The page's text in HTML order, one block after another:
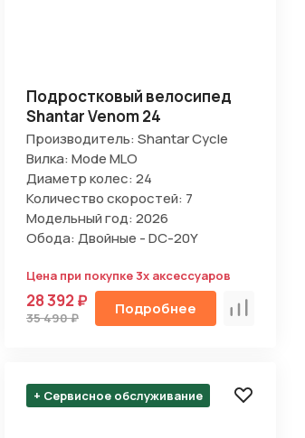
Подростковый велосипед
Shantar Venom 24
Производитель: Shantar Cycle
Вилка: Mode MLO
Диаметр колес: 24
Количество скоростей: 7
Модельный год: 2026
Обода: Двойные - DC-20Y
Цена при покупке 3х аксессуаров
28 392 ₽
35 490 ₽ Подробнее Сравнить
+ Сервисное обслуживание